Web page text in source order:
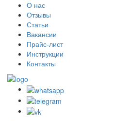
О нас
Отзывы
Статьи
Вакансии
Прайс-лист
Инструкции
Контакты